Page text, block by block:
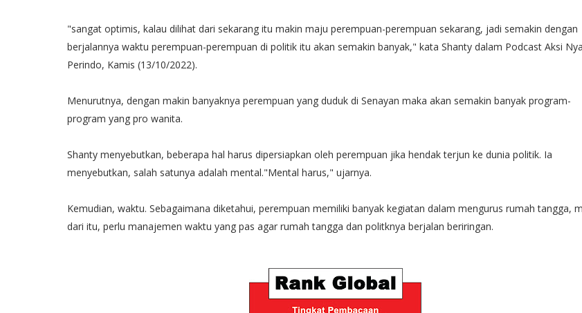
"sangat optimis, kalau dilihat dari sekarang itu makin maju perempuan-perempuan sekarang, jadi semakin dengan
berjalannya waktu perempuan-perempuan di politik itu akan semakin banyak," kata Shanty dalam Podcast Aksi
Perindo, Kamis (13/10/2022).
Menurutnya, dengan makin banyaknya perempuan yang duduk di Senayan maka akan semakin banyak program-
program yang pro wanita.
Shanty menyebutkan, beberapa hal harus dipersiapkan oleh perempuan jika hendak terjun ke dunia politik. Ia
menyebutkan, salah satunya adalah mental."Mental harus," ujarnya.
Kemudian, waktu. Sebagaimana diketahui, perempuan memiliki banyak kegiatan dalam mengurus rumah tangga,
dari itu, perlu manajemen waktu yang pas agar rumah tangga dan politknya berjalan beriringan.